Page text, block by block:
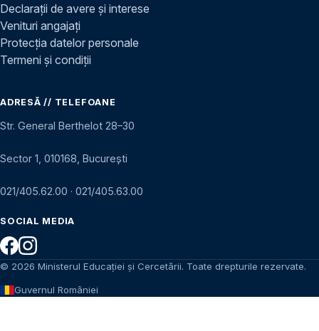
Declarații de avere și interese
Venituri angajați
Protecția datelor personale
Termeni și condiții
ADRESĂ // TELEFOANE
Str. General Berthelot 28–30
Sector 1, 010168, București
021/405.62.00 · 021/405.63.00
SOCIAL MEDIA
© 2026 Ministerul Educației și Cercetării. Toate drepturile rezervate.
Guvernul României